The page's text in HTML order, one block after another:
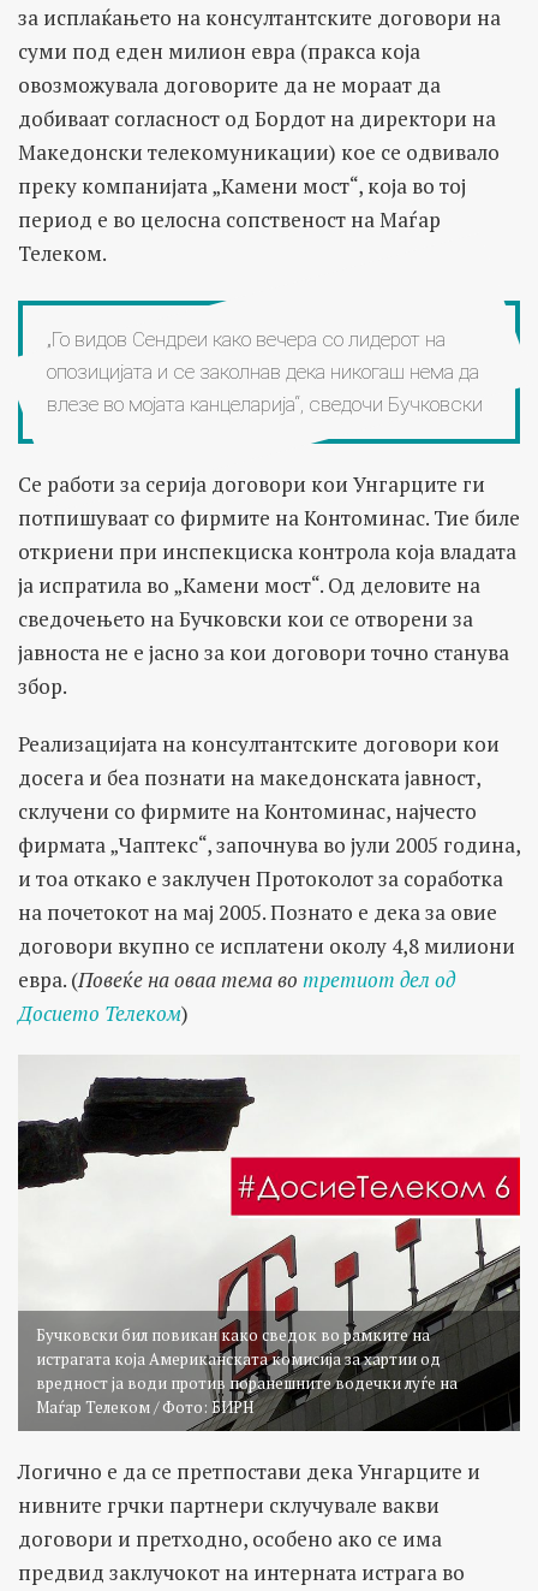
за исплаќањето на консултантските договори на
суми под еден милион евра (пракса која
овозможувала договорите да не мораат да
добиваат согласност од Бордот на директори на
Македонски телекомуникации) кое се одвивало
преку компанијата „Камени мост“, која во тој
период е во целосна сопственост на Маѓар
Телеком.
„Го видов Сендреи како вечера со лидерот на
опозицијата и се заколнав дека никогаш нема да
влезе во мојата канцеларија“, сведочи Бучковски
Се работи за серија договори кои Унгарците ги
потпишуваат со фирмите на Контоминас. Тие биле
откриени при инспекциска контрола која владата
ја испратила во „Камени мост“. Од деловите на
сведочењето на Бучковски кои се отворени за
јавноста не е јасно за кои договори точно станува
збор.
Реализацијата на консултантските договори кои
досега и беа познати на македонската јавност,
склучени со фирмите на Контоминас, најчесто
фирмата „Чаптекс“, започнува во јули 2005 година,
и тоа откако е заклучен Протоколот за соработка
на почетокот на мај 2005. Познато е дека за овие
договори вкупно се исплатени околу 4,8 милиони
евра. (Повеќе на оваа тема во третиот дел од
Досието Телеком)
Бучковски бил повикан како сведок во рамките на
истрагата која Американската комисија за хартии од
вредност ја води против поранешните водечки луѓе на
Маѓар Телеком / Фото: БИРН
Логично е да се претпостави дека Унгарците и
нивните грчки партнери склучувале вакви
договори и претходно, особено ако се има
предвид заклучокот на интерната истрага во